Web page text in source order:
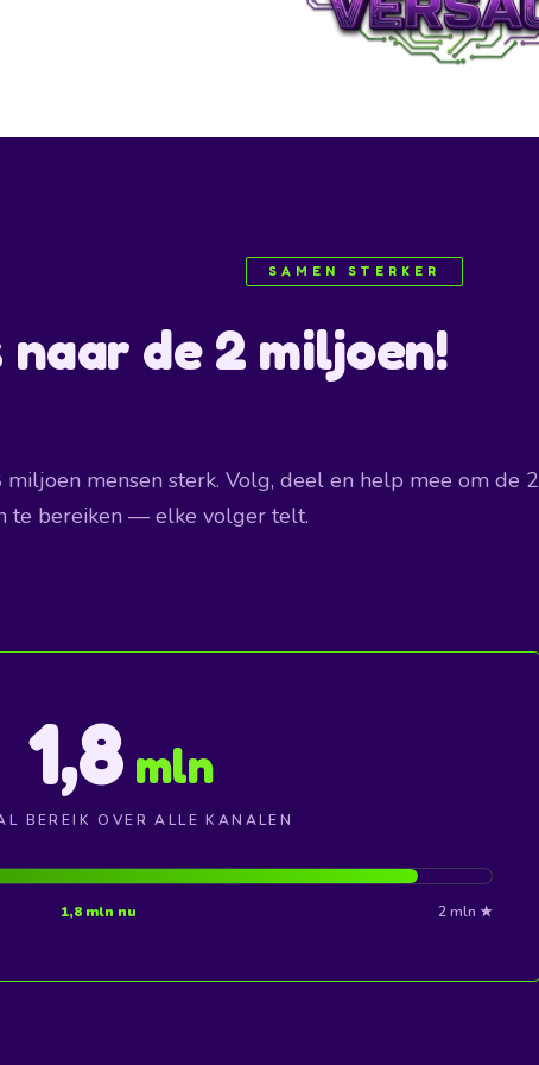
SAMEN STERKER
naar de 2 miljoen!
mensen sterk. Volg, deel en help mee om de 2
te bereiken — elke volger telt.
1,8 mln
BEREIK OVER ALLE KANALEN
1,8 mln nu 2 mln ★